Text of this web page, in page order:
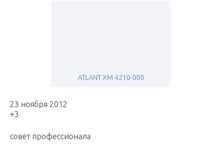
ATLANT ХМ 4210-000
23 ноября 2012
+3
совет профессионала